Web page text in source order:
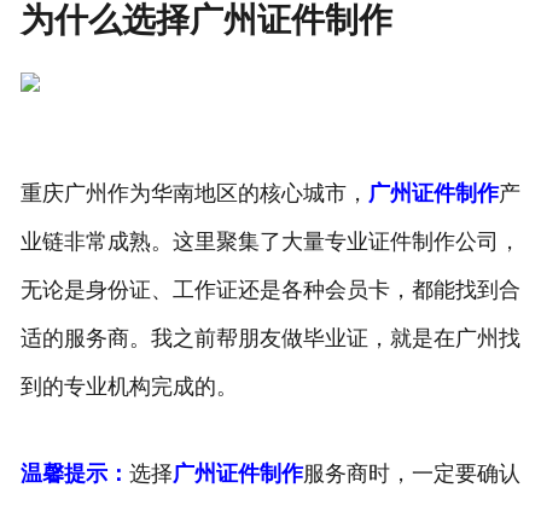
为什么选择广州证件制作
重庆广州作为华南地区的核心城市， 广州证件制作产
业链非常成熟。这里聚集了大量专业证件制作公司，
无论是身份证、工作证还是各种会员卡，都能找到合
适的服务商。我之前帮朋友做毕业证，就是在广州找
到的专业机构完成的。
温馨提示： 选择广州证件制作服务商时，一定要确认